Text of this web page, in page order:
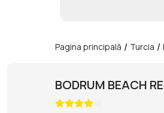
Pagina principală / Turcia /
BODRUM BEACH